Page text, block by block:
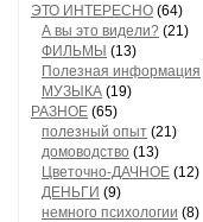
ЭТО ИНТЕРЕСНО (64)
А вы это видели? (21)
ФИЛЬМЫ (13)
Полезная информация
МУЗЫКА (19)
РАЗНОЕ (65)
полезный опыт (21)
домоводство (13)
Цветочно-ДАЧНОЕ (12)
ДЕНЬГИ (9)
немного психологии (8)